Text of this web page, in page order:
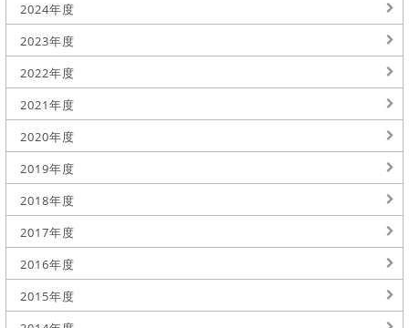
2024年度
2023年度
2022年度
2021年度
2020年度
2019年度
2018年度
2017年度
2016年度
2015年度